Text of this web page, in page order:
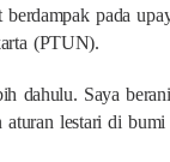
pada
(PTUN).
dahulu. Saya
lestari di bumi